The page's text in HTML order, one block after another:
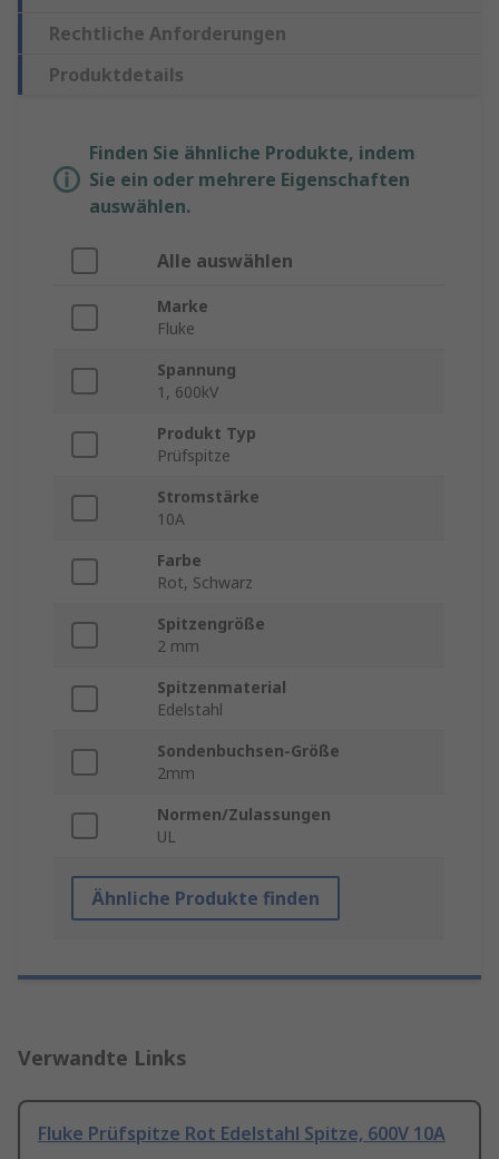
Rechtliche Anforderungen
Produktdetails
Finden Sie ähnliche Produkte, indem
Sie ein oder mehrere Eigenschaften
auswählen.
Alle auswählen
Marke
Fluke
Spannung
1, 600kV
Produkt Typ
Prüfspitze
Stromstärke
10A
Farbe
Rot, Schwarz
Spitzengröße
2 mm
Spitzenmaterial
Edelstahl
Sondenbuchsen-Größe
2mm
Normen/Zulassungen
UL
Ähnliche Produkte finden
Verwandte Links
Fluke Prüfspitze Rot Edelstahl Spitze, 600V 10A